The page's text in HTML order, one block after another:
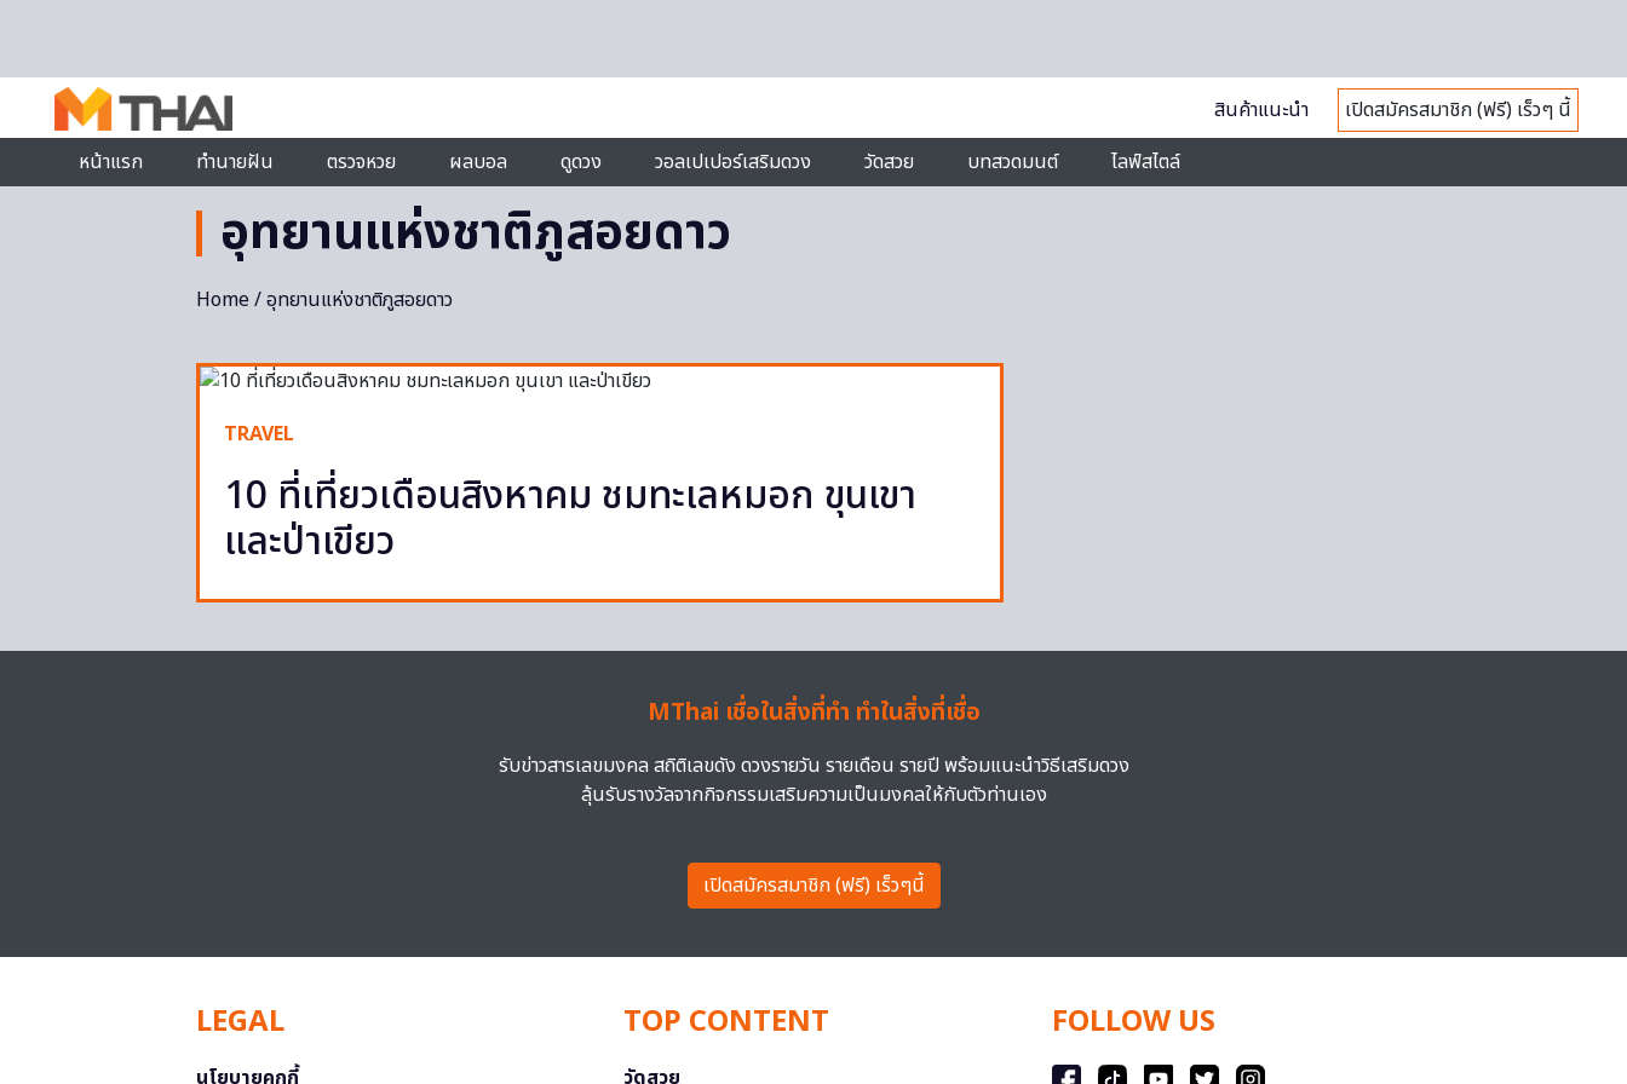
สินค้าแนะนำ
เปิดสมัครสมาชิก (ฟรี) เร็วๆ นี้
หน้าแรก
ทำนายฝัน ตรวจหวย ผลบอล ดูดวง วอลเปเปอร์เสริมดวง วัดสวย บทสวดมนต์ ไลฟ์สไตล์
อุทยานแห่งชาติภูสอยดาว
Home/ อุทยานแห่งชาติภูสอยดาว
TRAVEL
10 ที่เที่ยวเดือนสิงหาคม ชมทะเลหมอก ขุนเขา
และป่าเขียว
MThai เชื่อในสิ่งที่ทำ ทำในสิ่งที่เชื่อ
รับข่าวสารเลขมงคล สถิติเลขดัง ดวงรายวัน รายเดือน รายปี พร้อมแนะนำวิธีเสริมดวง
ลุ้นรับรางวัลจากกิจกรรมเสริมความเป็นมงคลให้กับตัวท่านเอง
เปิดสมัครสมาชิก (ฟรี) เร็วๆนี้
LEGAL
นโยบายคุกกี้
TOP CONTENT
วัดสวย
FOLLOW US